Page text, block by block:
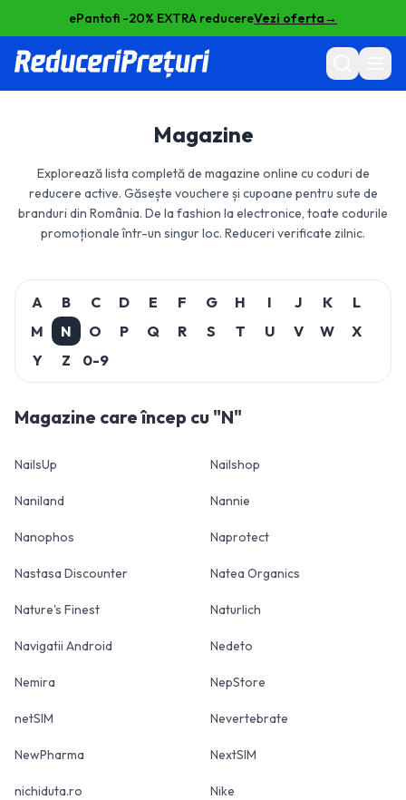
ePantofi -20% EXTRA reducereVezi oferta→
Magazine
Explorează lista completă de magazine online cu coduri de
reducere active. Găsește vouchere și cupoane pentru sute de
branduri din România. De la fashion la electronice, toate codurile
promoționale într-un singur loc. Reduceri verificate zilnic.
A B C D E F G H I J K
L
M
N O P Q R S T U V W
X
Y
Z 0-9
Magazine care încep cu "N"
NailsUp Nailshop
Naniland Nannie
Nanophos Naprotect
Nastasa Discounter Natea Organics
Nature's Finest Naturlich
Navigatii Android Nedeto
Nemira NepStore
netSIM Nevertebrate
NewPharma NextSIM
nichiduta.ro Nike